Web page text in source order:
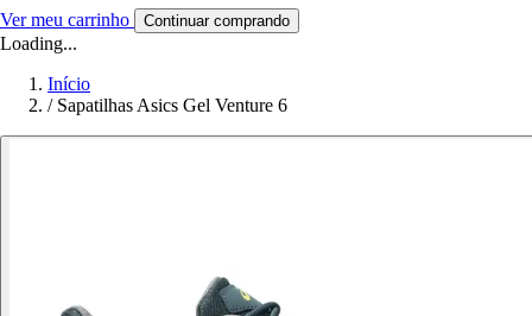
Ver meu carrinho Continuar comprando
Loading...
Início
/ Sapatilhas Asics Gel Venture 6